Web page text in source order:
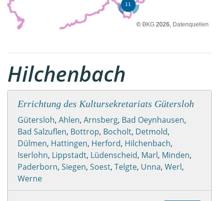
© BKG 2026, Datenquellen
Hilchenbach
Errichtung des Kultursekretariats Gütersloh
Gütersloh, Ahlen, Arnsberg, Bad Oeynhausen,
Bad Salzuflen, Bottrop, Bocholt, Detmold,
Dülmen, Hattingen, Herford, Hilchenbach,
Iserlohn, Lippstadt, Lüdenscheid, Marl, Minden,
Paderborn, Siegen, Soest, Telgte, Unna, Werl,
Werne